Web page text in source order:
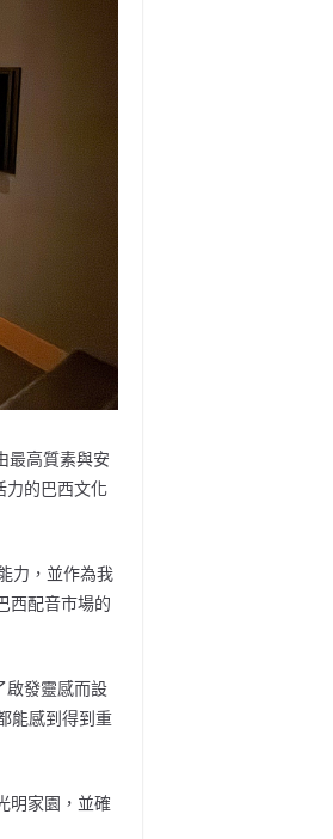
最高質素與安
力的巴西文化
力，並作為我
西配音市場的
啟發靈感而設
能感到得到重
明家園，並確